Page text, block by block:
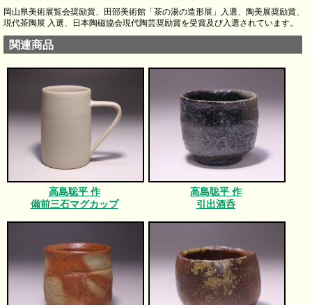
岡山県美術展覧会奨励賞、田部美術館「茶の湯の造形展」入選、陶美展奨励賞、
現代茶陶展 入選、日本陶磁協会現代陶芸奨励賞を受賞及び入選されています。
関連商品
高島聡平 作
備前三石マグカップ
高島聡平 作
引出酒呑